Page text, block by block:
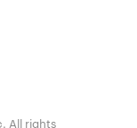
All rights